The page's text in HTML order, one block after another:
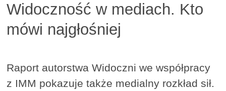
Widoczność w mediach. Kto
mówi najgłośniej
Raport autorstwa Widoczni we współpracy
z IMM pokazuje także medialny rozkład sił.